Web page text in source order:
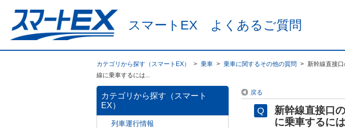
スマートEX よくあるご質問
カテゴリから探す（スマートEX） > 乗車 > 乗車に関するその他の質問 > 新幹線直接
線に乗車するには...
カテゴリから探す（スマート
EX）
列車運行情報
戻る
新幹線直接口
に乗車するに